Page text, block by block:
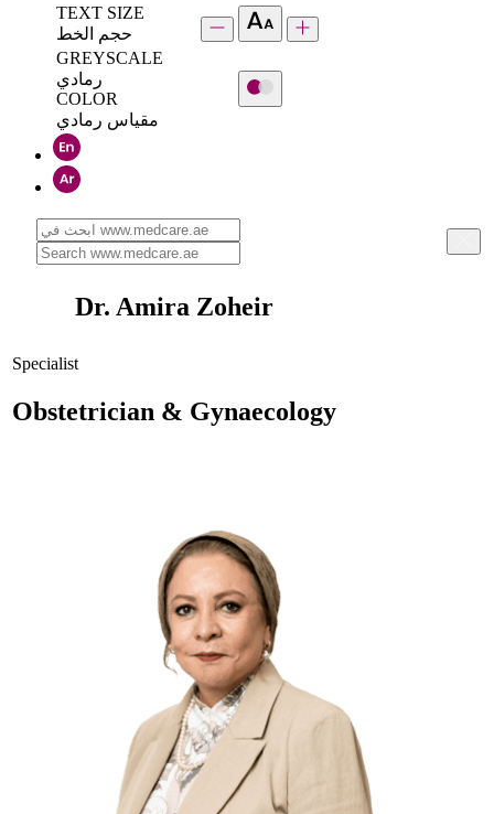
TEXT SIZE
حجم الخط
GREYSCALE
رمادي
COLOR
مقياس رمادي
Dr. Amira Zoheir
Specialist
Obstetrician & Gynaecology